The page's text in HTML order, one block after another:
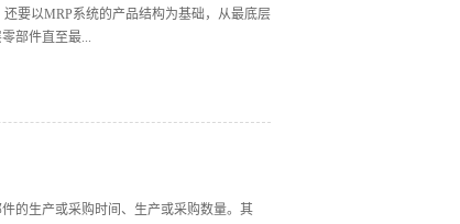
要以MRP系统的产品结构为基础，从最底层
部件直至最...
物流可实物账)”的同步和一致，改变了资金
的生产或采购时间、生产或采购数量。其